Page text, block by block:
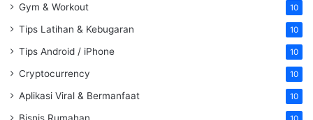
Gym & Workout 10
Tips Latihan & Kebugaran 10
Tips Android / iPhone 10
Cryptocurrency 10
Aplikasi Viral & Bermanfaat 10
Bisnis Rumahan